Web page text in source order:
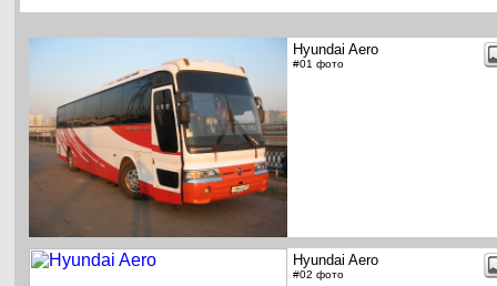
Hyundai Aero
#01 фото
Hyundai Aero
#02 фото